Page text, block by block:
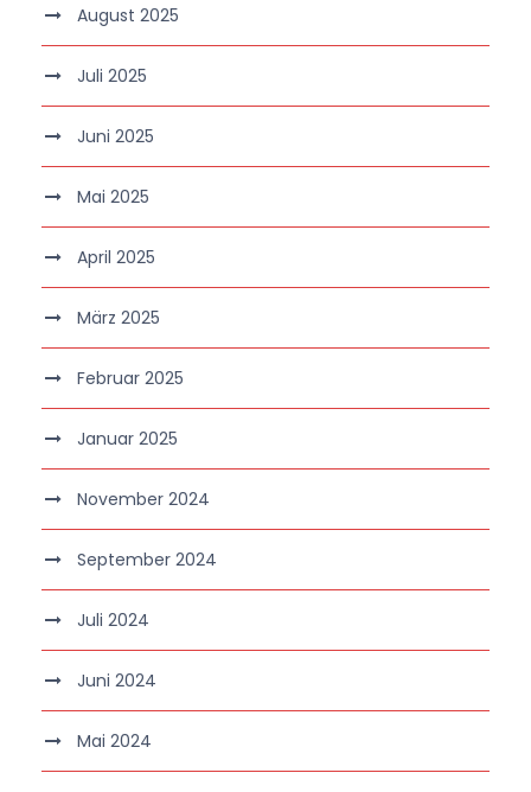
August 2025
Juli 2025
Juni 2025
Mai 2025
April 2025
März 2025
Februar 2025
Januar 2025
November 2024
September 2024
Juli 2024
Juni 2024
Mai 2024